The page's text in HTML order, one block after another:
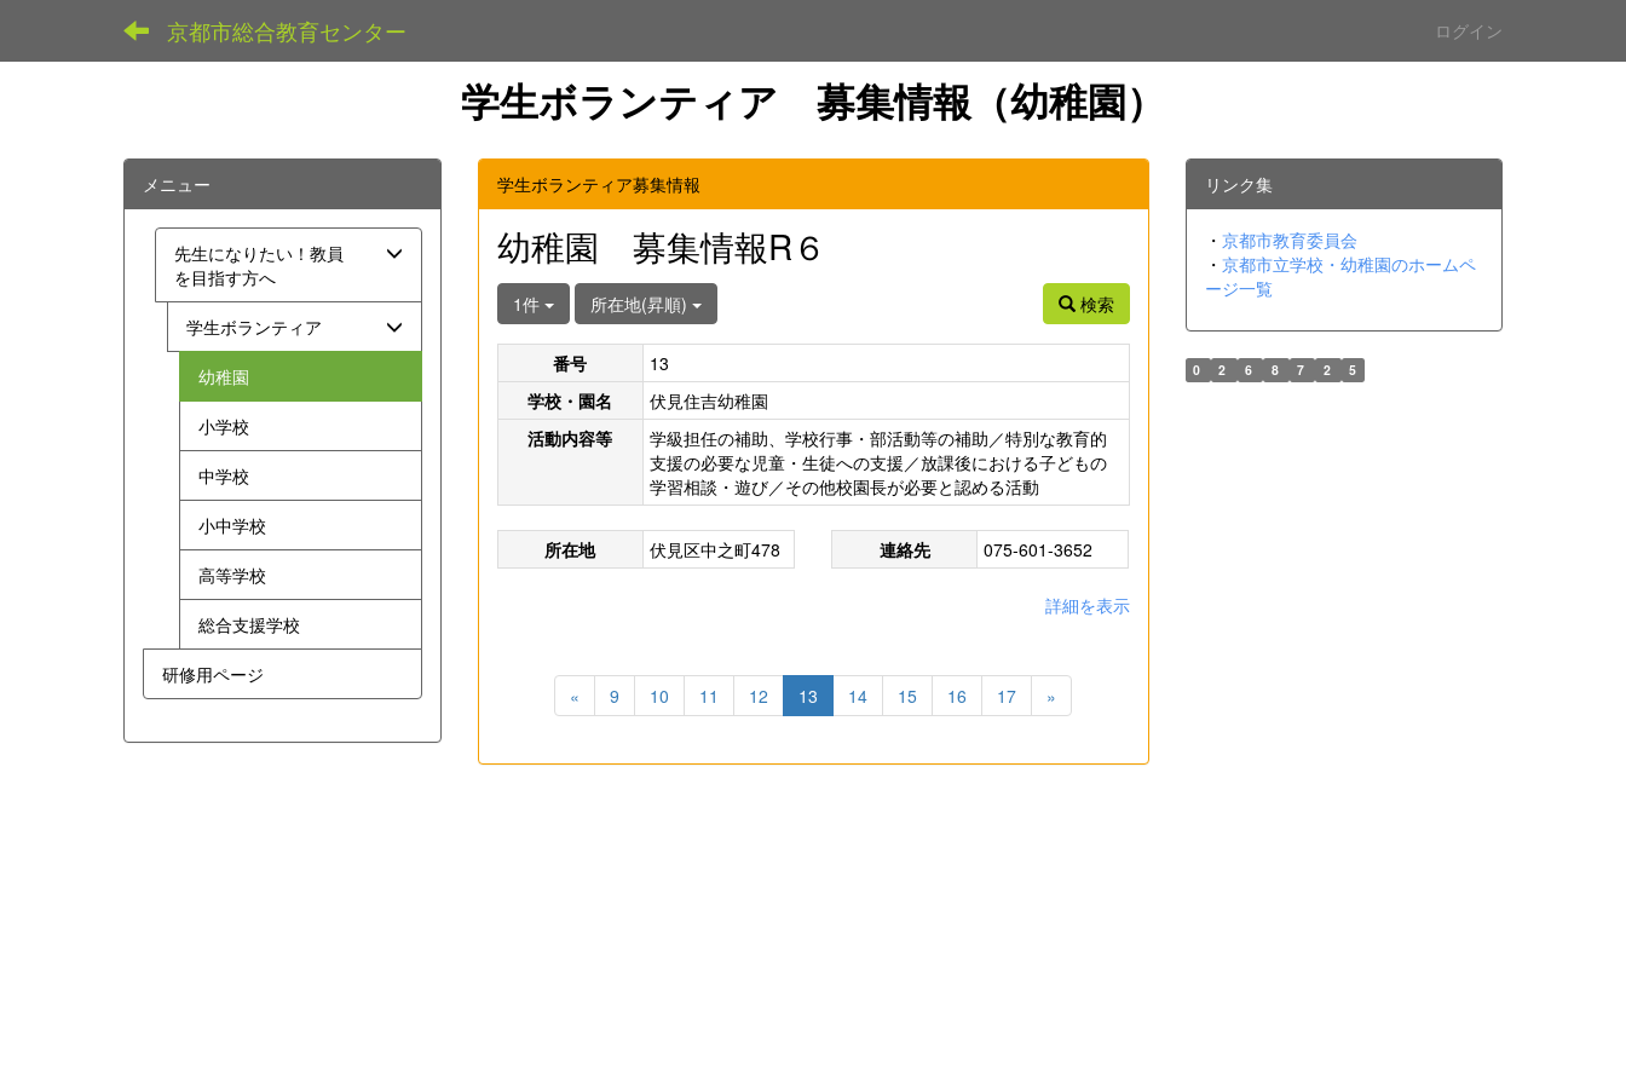
京都市総合教育センター ログイン
学生ボランティア 募集情報（幼稚園）
学生ボランティア募集情報
幼稚園 募集情報R６
1件 所在地(昇順) 検索
番号
13
学校・園名
伏見住吉幼稚園
活動内容等
学級担任の補助、学校行事・部活動等の補助／特別な教育的
支援の必要な児童・生徒への支援／放課後における子どもの
学習相談・遊び／その他校園長が必要と認める活動
所在地 伏見区中之町478 連絡先 075-601-3652
詳細を表示
« 9 10 11 12 13 14 15 16 17 »
メニュー
先生になりたい！教員
を目指す方へ
学生ボランティア
幼稚園
小学校
中学校
小中学校
高等学校
総合支援学校
研修用ページ
リンク集
・ 京都市教育委員会
・ 京都市立学校・幼稚園のホームペ
ージ一覧
0 2 6 8 7 2 5